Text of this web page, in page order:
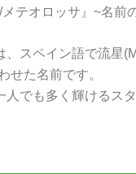
メテオロッサ』~名前
、スペイン語で流星
せた名前です。
人でも多く輝けるス